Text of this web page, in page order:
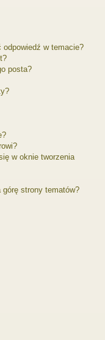
odpowiedź w temacie?
posta?
w oknie tworzenia
strony tematów?